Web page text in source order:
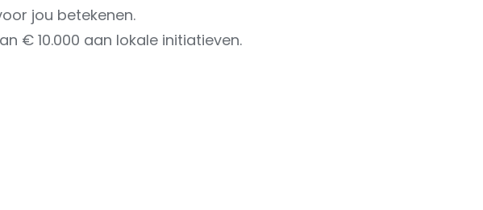
jou betekenen.
€ 10.000 aan lokale initiatieven.